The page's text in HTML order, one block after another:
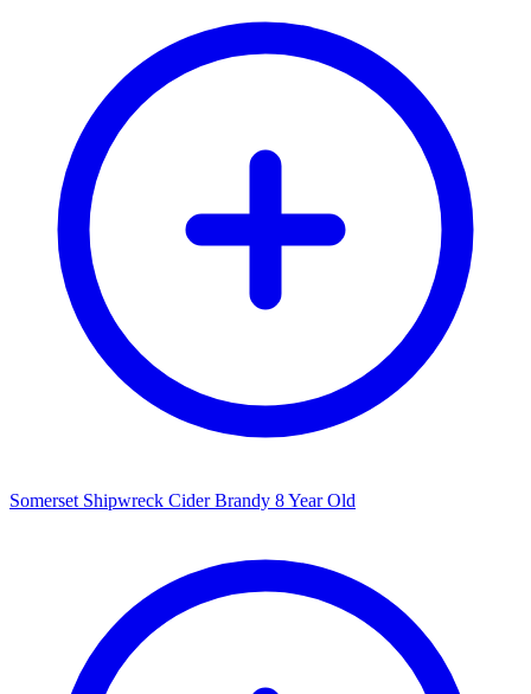
Somerset Shipwreck Cider Brandy 8 Year Old